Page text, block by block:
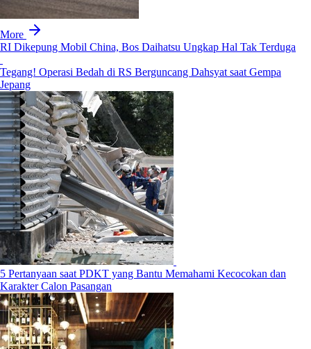
More
RI Dikepung Mobil China, Bos Daihatsu Ungkap Hal Tak Terduga
Tegang! Operasi Bedah di RS Berguncang Dahsyat saat Gempa
Jepang